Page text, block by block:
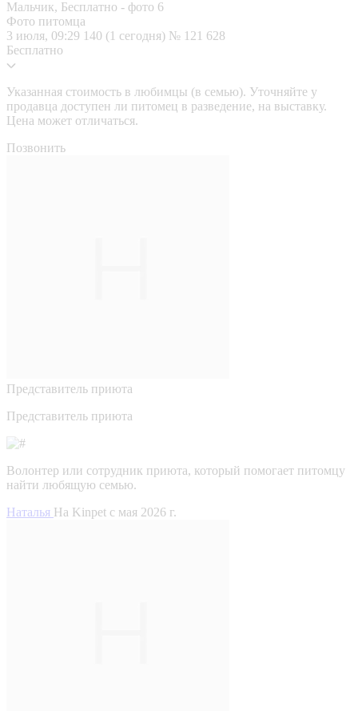
Фото питомца
3 июля, 09:29 140 (1 сегодня) № 121 628
Бесплатно
Указанная стоимость в любимцы (в семью). Уточняйте у
продавца доступен ли питомец в разведение, на выставку.
Цена может отличаться.
Позвонить
Представитель приюта
Представитель приюта
Волонтер или сотрудник приюта, который помогает питомцу
найти любящую семью.
Наталья На Kinpet c мая 2026 г.